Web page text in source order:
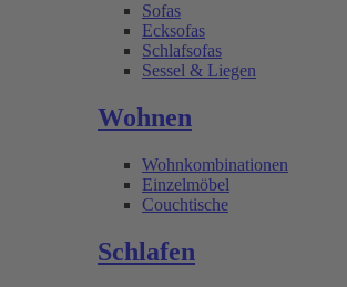
Sofas
Ecksofas
Schlafsofas
Sessel & Liegen
Wohnen
Wohnkombinationen
Einzelmöbel
Couchtische
Schlafen